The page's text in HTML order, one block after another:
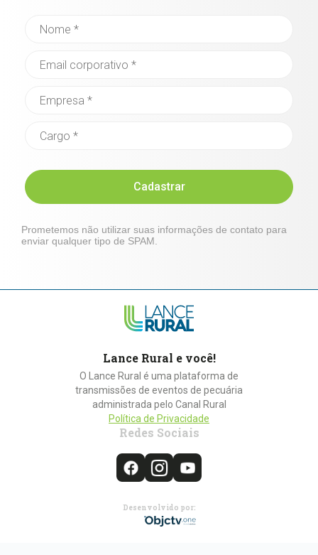
Cadastrar
Prometemos não utilizar suas informações de contato para
enviar qualquer tipo de SPAM.
Lance Rural e você!
O Lance Rural é uma plataforma de
transmissões de eventos de pecuária
administrada pelo Canal Rural
Política de Privacidade
Redes Sociais
Desenvolvido por: